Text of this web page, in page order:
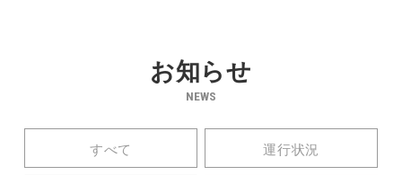
お知らせ
NEWS
すべて 運行状況